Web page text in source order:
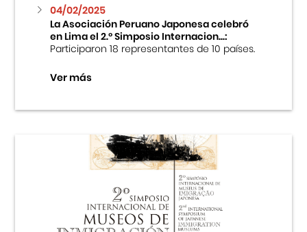
04/02/2025
La Asociación Peruano Japonesa celebró
en Lima el 2.º Simposio Internacion...:
Participaron 18 representantes de 10 países.
Ver más